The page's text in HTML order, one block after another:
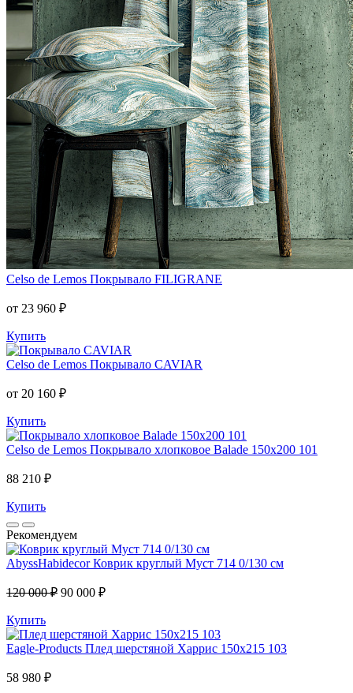
Celso de Lemos Покрывало FILIGRANE
от 23 960 ₽
Купить
Celso de Lemos Покрывало CAVIAR
от 20 160 ₽
Купить
Celso de Lemos Покрывало хлопковое Balade 150x200 101
88 210 ₽
Купить
Рекомендуем
AbyssHabidecor Коврик круглый Муст 714 0/130 см
120 000 ₽ 90 000 ₽
Купить
Eagle-Products Плед шерстяной Харрис 150х215 103
58 980 ₽